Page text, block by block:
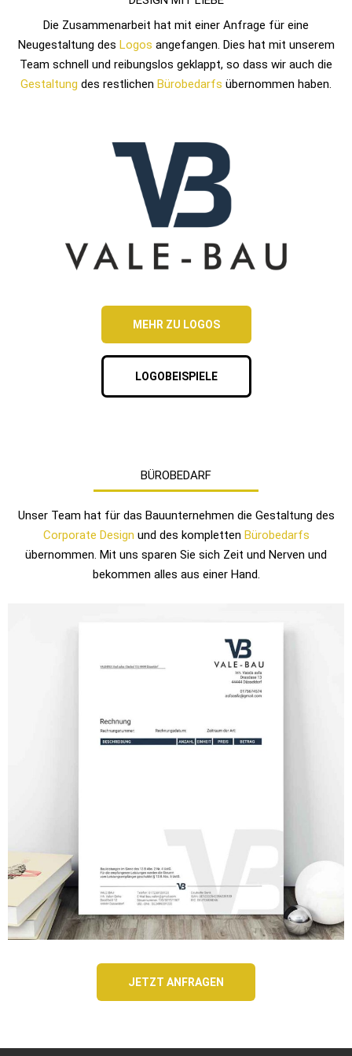
Die Zusammenarbeit hat mit einer Anfrage für eine
Neugestaltung des Logos angefangen. Dies hat mit unserem
Team schnell und reibungslos geklappt, so dass wir auch die
Gestaltung des restlichen Bürobedarfs übernommen haben.
MEHR ZU LOGOS
LOGOBEISPIELE
BÜROBEDARF
Unser Team hat für das Bauunternehmen die Gestaltung des
Corporate Design und des kompletten Bürobedarfs
übernommen. Mit uns sparen Sie sich Zeit und Nerven und
bekommen alles aus einer Hand.
JETZT ANFRAGEN